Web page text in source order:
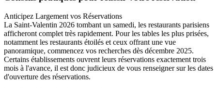
Anticipez Largement vos Réservations
La Saint-Valentin 2026 tombant un samedi, les restaurants parisiens
afficheront complet très rapidement. Pour les tables les plus prisées,
notamment les restaurants étoilés et ceux offrant une vue
panoramique, commencez vos recherches dès décembre 2025.
Certains établissements ouvrent leurs réservations exactement trois
mois à l'avance, il est donc judicieux de vous renseigner sur les dates
d'ouverture des réservations.